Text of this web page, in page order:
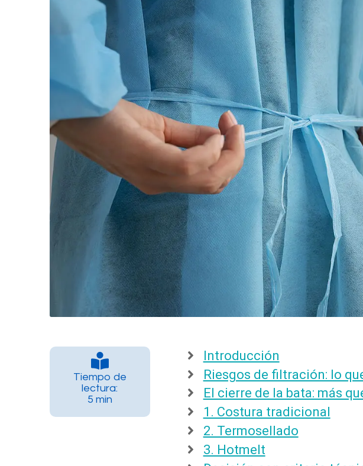
Tiempo de
lectura:
5 min
Introducción
Riesgos de filtración: lo
El cierre de la bata: más
1. Costura tradicional
2. Termosellado
3. Hotmelt